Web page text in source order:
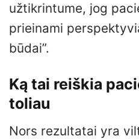
užtikrintume, jog
prieinami
būdai”.
Ką tai reiškia
toliau
Nors rezultatai yra